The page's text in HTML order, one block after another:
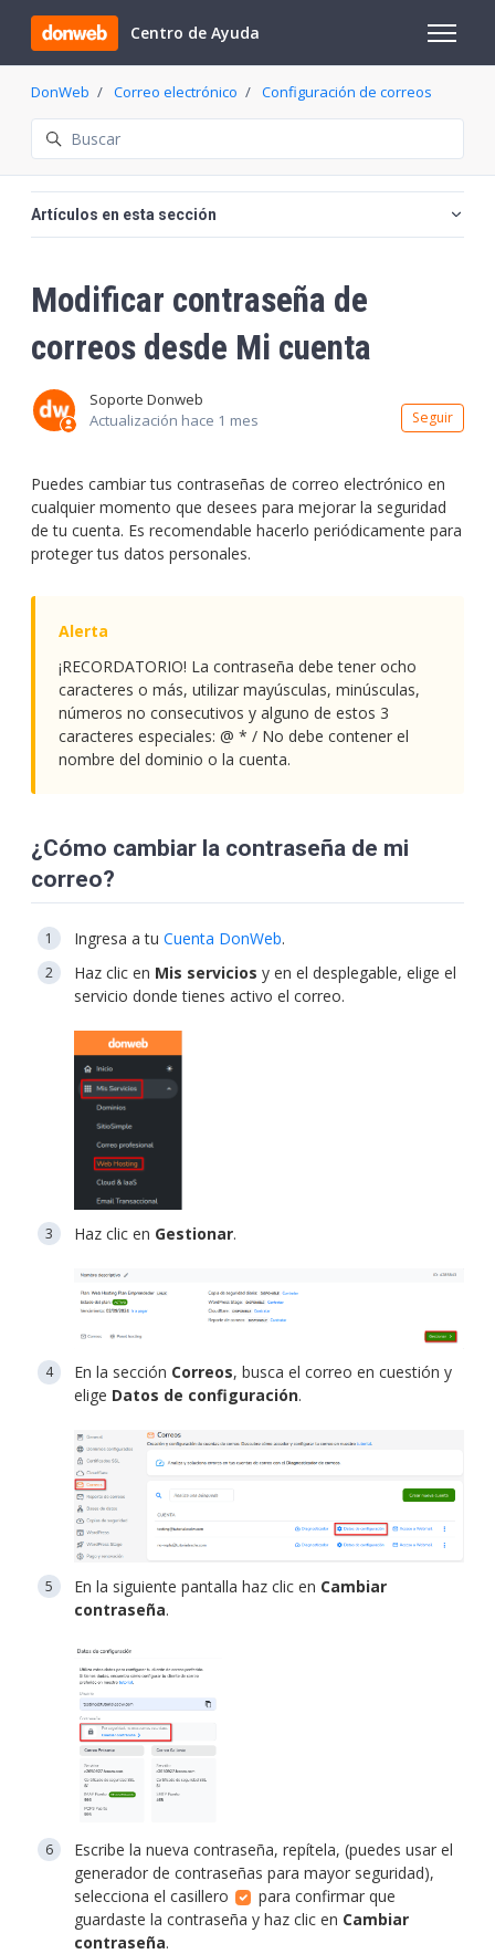
Saltar al contenido principal
Centro de Ayuda
Abrir/
DonWeb Correo electrónico Configuración de correos
Búsqueda
Modificar contraseña de
correos desde Mi cuenta
Soporte Donweb
Actualización hace 1 mes Seguir
Puedes cambiar tus contraseñas de correo electrónico en
cualquier momento que desees para mejorar la seguridad
de tu cuenta. Es recomendable hacerlo periódicamente para
proteger tus datos personales.
¡RECORDATORIO! La contraseña debe tener ocho
caracteres o más, utilizar mayúsculas, minúsculas,
números no consecutivos y alguno de estos 3
caracteres especiales: @ * / No debe contener el
nombre del dominio o la cuenta.
¿Cómo cambiar la contraseña de mi
correo?
Ingresa a tu Cuenta DonWeb.
Haz clic en Mis servicios y en el desplegable, elige el
servicio donde tienes activo el correo.
Haz clic en Gestionar.
En la sección Correos, busca el correo en cuestión y
elige Datos de configuración.
En la siguiente pantalla haz clic en Cambiar
contraseña.
Escribe la nueva contraseña, repítela, (puedes usar el
generador de contraseñas para mayor seguridad),
selecciona el casillero
para confirmar que
guardaste la contraseña y haz clic en Cambiar
contraseña.
Artículos en esta sección